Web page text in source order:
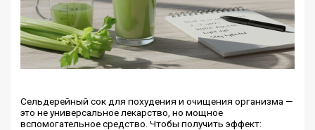
Сельдерейный сок для похудения и очищения организма —
это не универсальное лекарство, но мощное
вспомогательное средство. Чтобы получить эффект: